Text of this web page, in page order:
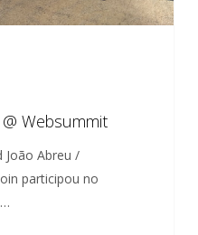
Websummit
João Abreu /
participou no